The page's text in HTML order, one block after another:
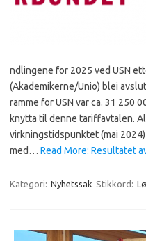
ndlingene for 2025 ved USN
(Akademikerne/Unio) blei
ramme for USN var ca. 31 250
knytta til denne tariffavtalen.
virkningstidspunktet (mai
med… Read More: Resultatet
Kategori: Nyhetssak Stikkord: